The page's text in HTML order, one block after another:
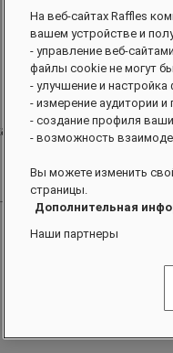
проживании и
На веб-сайтах Raffles
вашем устройстве и
- управление веб-
файлы cookie не могут
- улучшение и настройка
- измерение аудитории и
- создание профиля
- возможность
Вы можете изменить
страницы.
Дополнительная
Наши партнеры